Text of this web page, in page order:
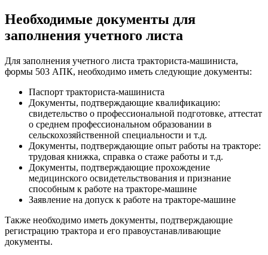
Необходимые документы для
заполнения учетного листа
Для заполнения учетного листа тракториста-машиниста,
формы 503 АПК, необходимо иметь следующие документы:
Паспорт тракториста-машиниста
Документы, подтверждающие квалификацию:
свидетельство о профессиональной подготовке, аттестат
о среднем профессиональном образовании в
сельскохозяйственной специальности и т.д.
Документы, подтверждающие опыт работы на тракторе:
трудовая книжка, справка о стаже работы и т.д.
Документы, подтверждающие прохождение
медицинского освидетельствования и признание
способным к работе на тракторе-машине
Заявление на допуск к работе на тракторе-машине
Также необходимо иметь документы, подтверждающие
регистрацию трактора и его правоустанавливающие
документы.